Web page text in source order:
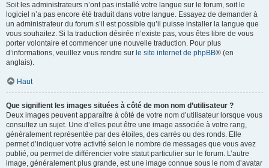
Soit les administrateurs n’ont pas installé votre langue sur le forum, soit le
logiciel n’a pas encore été traduit dans votre langue. Essayez de demander à
un administrateur du forum s’il est possible qu’il puisse installer la langue que
vous souhaitez. Si la traduction désirée n’existe pas, vous êtes libre de vous
porter volontaire et commencer une nouvelle traduction. Pour plus
d’informations, veuillez vous rendre sur le site internet de phpBB® (en
anglais).
Haut
Que signifient les images situées à côté de mon nom d’utilisateur ?
Deux images peuvent apparaître à côté de votre nom d’utilisateur lorsque vous
consultez un sujet. Une d’elles peut être une image associée à votre rang,
généralement représentée par des étoiles, des carrés ou des ronds. Elle
permet d’indiquer votre activité selon le nombre de messages que vous avez
publié, ou permet de différencier votre statut particulier sur le forum. L’autre
image, généralement plus grande, est une image connue sous le nom d’avatar